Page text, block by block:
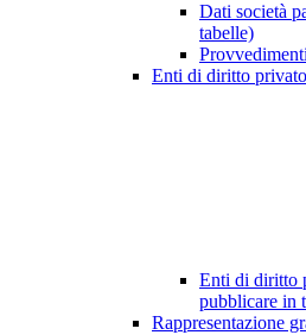
Dati società
tabelle)
Provvedimenti
Enti di diritto
Enti di diritto
pubblicare in
Rappresentazione